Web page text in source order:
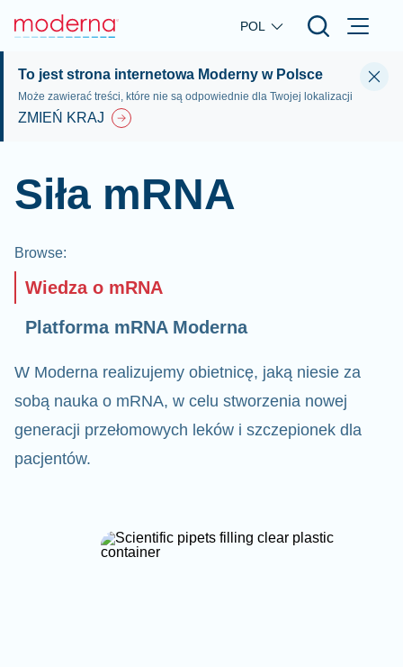
Skip to main content
POL
To jest strona internetowa Moderny w Polsce
Może zawierać treści, które nie są odpowiednie dla Twojej lokalizacji
ZMIEŃ KRAJ
Siła mRNA
Browse:
Wiedza o mRNA
Platforma mRNA Moderna
W Moderna realizujemy obietnicę, jaką niesie za
sobą nauka o mRNA, w celu stworzenia nowej
generacji przełomowych leków i szczepionek dla
pacjentów.